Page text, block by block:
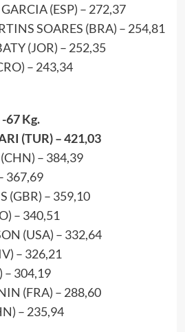
(ESP) – 272,37
SOARES (BRA) – 254,81
(JOR) – 252,35
– 243,34
67 Kg.
(TUR) – 421,03
– 384,39
367,69
(GBR) – 359,10
– 340,51
(USA) – 332,64
– 326,21
– 304,19
(FRA) – 288,60
– 235,94